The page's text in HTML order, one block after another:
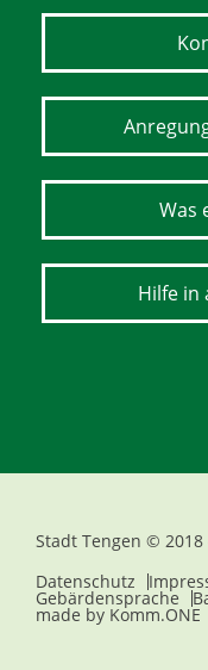
Was
Hilfe in
Stadt Tengen © 2018
Datenschutz
Gebärdensprache
made by Komm.ONE